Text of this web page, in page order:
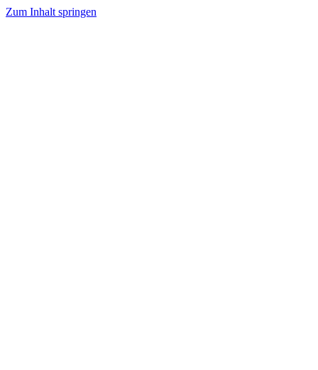
Zum Inhalt springen